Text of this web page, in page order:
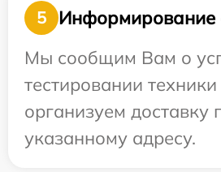
5
Информирование
Мы сообщим Вам о
тестировании
организуем доставку
указанному адресу.